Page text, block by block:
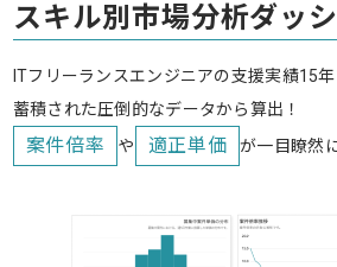
スキル別市場分析ダッ
ITフリーランスエンジニアの支援実績15
蓄積された圧倒的なデータから算出！
案件倍率 や 適正単価 が一目瞭然